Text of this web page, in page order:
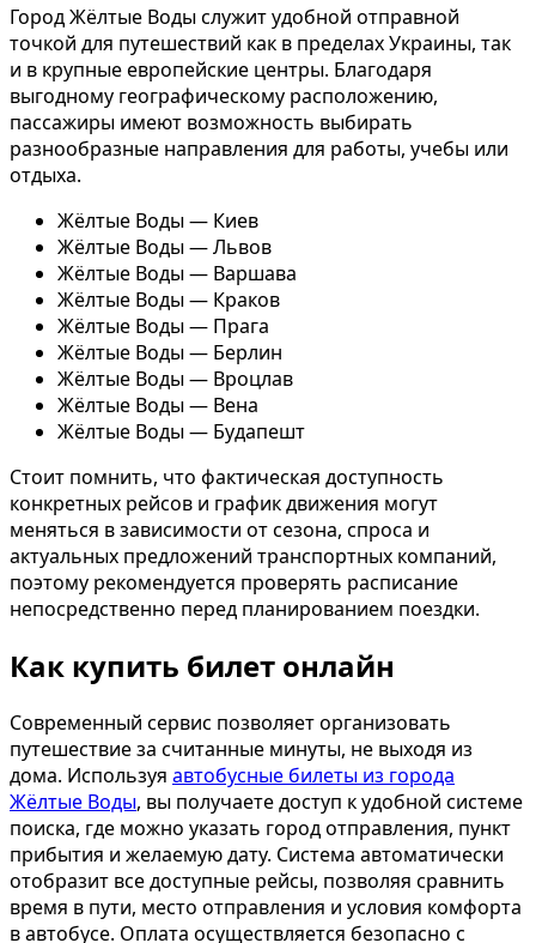
Город Жёлтые Воды служит удобной отправной
точкой для путешествий как в пределах Украины, так
и в крупные европейские центры. Благодаря
выгодному географическому расположению,
пассажиры имеют возможность выбирать
разнообразные направления для работы, учебы или
отдыха.
Жёлтые Воды — Киев
Жёлтые Воды — Львов
Жёлтые Воды — Варшава
Жёлтые Воды — Краков
Жёлтые Воды — Прага
Жёлтые Воды — Берлин
Жёлтые Воды — Вроцлав
Жёлтые Воды — Вена
Жёлтые Воды — Будапешт
Стоит помнить, что фактическая доступность
конкретных рейсов и график движения могут
меняться в зависимости от сезона, спроса и
актуальных предложений транспортных компаний,
поэтому рекомендуется проверять расписание
непосредственно перед планированием поездки.
Как купить билет онлайн
Современный сервис позволяет организовать
путешествие за считанные минуты, не выходя из
дома. Используя автобусные билеты из города
Жёлтые Воды, вы получаете доступ к удобной системе
поиска, где можно указать город отправления, пункт
прибытия и желаемую дату. Система автоматически
отобразит все доступные рейсы, позволяя сравнить
время в пути, место отправления и условия комфорта
в автобусе. Оплата осуществляется безопасно с